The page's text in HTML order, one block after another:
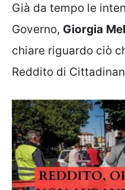
Già da tempo le
Governo, Giorgia
chiare riguardo ciò
Reddito di